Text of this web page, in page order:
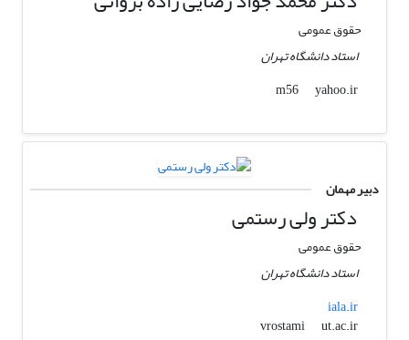
حقوق عمومی
استاد دانشگاه تهران
m56
yahoo.ir
دبیر مهمان
دکتر ولی رستمی
حقوق عمومی
استاد دانشگاه تهران
iala.ir
vrostami
ut.ac.ir